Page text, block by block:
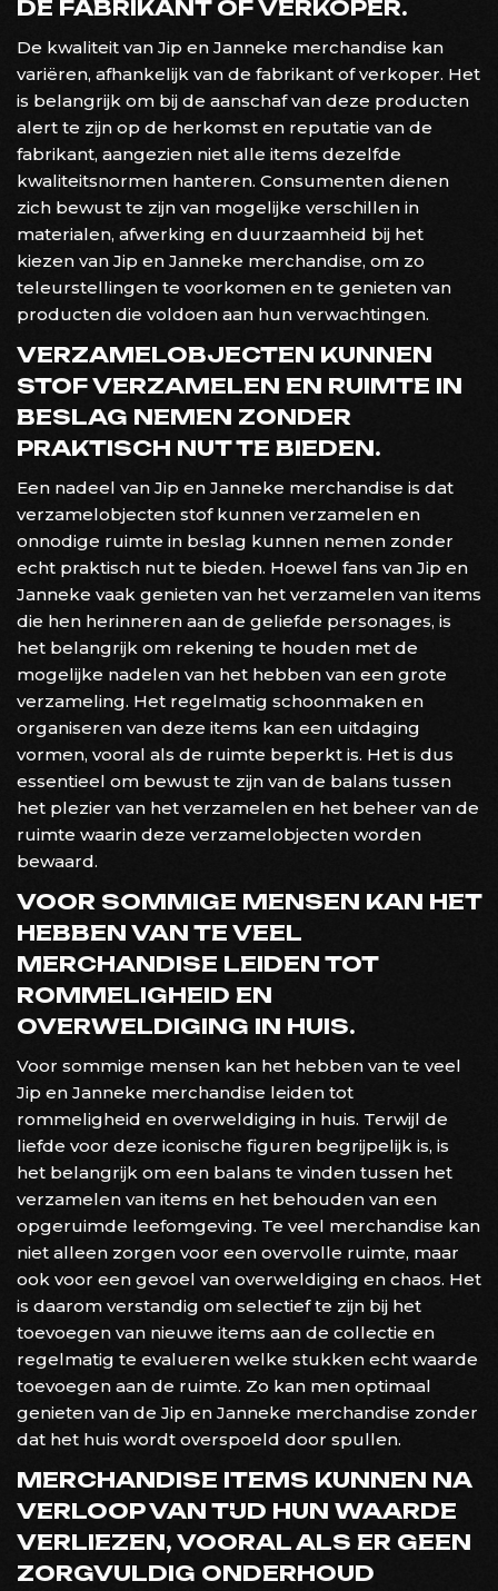
DE FABRIKANT OF VERKOPER.
De kwaliteit van Jip en Janneke merchandise kan
variëren, afhankelijk van de fabrikant of verkoper. Het
is belangrijk om bij de aanschaf van deze producten
alert te zijn op de herkomst en reputatie van de
fabrikant, aangezien niet alle items dezelfde
kwaliteitsnormen hanteren. Consumenten dienen
zich bewust te zijn van mogelijke verschillen in
materialen, afwerking en duurzaamheid bij het
kiezen van Jip en Janneke merchandise, om zo
teleurstellingen te voorkomen en te genieten van
producten die voldoen aan hun verwachtingen.
VERZAMELOBJECTEN KUNNEN
STOF VERZAMELEN EN RUIMTE IN
BESLAG NEMEN ZONDER
PRAKTISCH NUT TE BIEDEN.
Een nadeel van Jip en Janneke merchandise is dat
verzamelobjecten stof kunnen verzamelen en
onnodige ruimte in beslag kunnen nemen zonder
echt praktisch nut te bieden. Hoewel fans van Jip en
Janneke vaak genieten van het verzamelen van items
die hen herinneren aan de geliefde personages, is
het belangrijk om rekening te houden met de
mogelijke nadelen van het hebben van een grote
verzameling. Het regelmatig schoonmaken en
organiseren van deze items kan een uitdaging
vormen, vooral als de ruimte beperkt is. Het is dus
essentieel om bewust te zijn van de balans tussen
het plezier van het verzamelen en het beheer van de
ruimte waarin deze verzamelobjecten worden
bewaard.
VOOR SOMMIGE MENSEN KAN HET
HEBBEN VAN TE VEEL
MERCHANDISE LEIDEN TOT
ROMMELIGHEID EN
OVERWELDIGING IN HUIS.
Voor sommige mensen kan het hebben van te veel
Jip en Janneke merchandise leiden tot
rommeligheid en overweldiging in huis. Terwijl de
liefde voor deze iconische figuren begrijpelijk is, is
het belangrijk om een balans te vinden tussen het
verzamelen van items en het behouden van een
opgeruimde leefomgeving. Te veel merchandise kan
niet alleen zorgen voor een overvolle ruimte, maar
ook voor een gevoel van overweldiging en chaos. Het
is daarom verstandig om selectief te zijn bij het
toevoegen van nieuwe items aan de collectie en
regelmatig te evalueren welke stukken echt waarde
toevoegen aan de ruimte. Zo kan men optimaal
genieten van de Jip en Janneke merchandise zonder
dat het huis wordt overspoeld door spullen.
MERCHANDISE ITEMS KUNNEN NA
VERLOOP VAN TIJD HUN WAARDE
VERLIEZEN, VOORAL ALS ER GEEN
ZORGVULDIG ONDERHOUD